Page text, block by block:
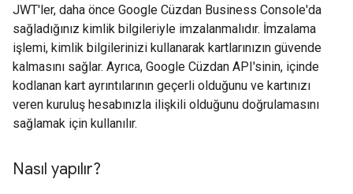
JWT'ler, daha önce Google Cüzdan Business Console'da
sağladığınız kimlik bilgileriyle imzalanmalıdır. İmzalama
işlemi, kimlik bilgilerinizi kullanarak kartlarınızın güvende
kalmasını sağlar. Ayrıca, Google Cüzdan API'sinin, içinde
kodlanan kart ayrıntılarının geçerli olduğunu ve kartınızı
veren kuruluş hesabınızla ilişkili olduğunu doğrulamasını
sağlamak için kullanılır.
Nasıl yapılır?